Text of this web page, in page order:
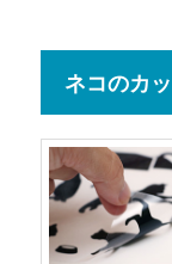
ネコのカ